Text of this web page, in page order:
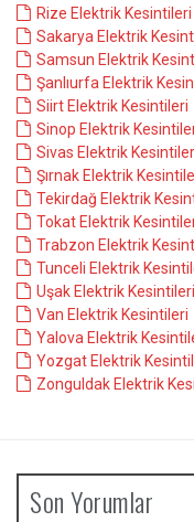
Rize Elektrik Kesintileri
Sakarya Elektrik
Samsun Elektrik
Şanlıurfa Elektrik
Siirt Elektrik Kesintileri
Sinop Elektrik
Sivas Elektrik
Şırnak Elektrik
Tekirdağ Elektrik
Tokat Elektrik
Trabzon Elektrik
Tunceli Elektrik
Uşak Elektrik Kesintileri
Van Elektrik Kesintileri
Yalova Elektrik
Yozgat Elektrik
Zonguldak Elektrik
Son Yorumlar